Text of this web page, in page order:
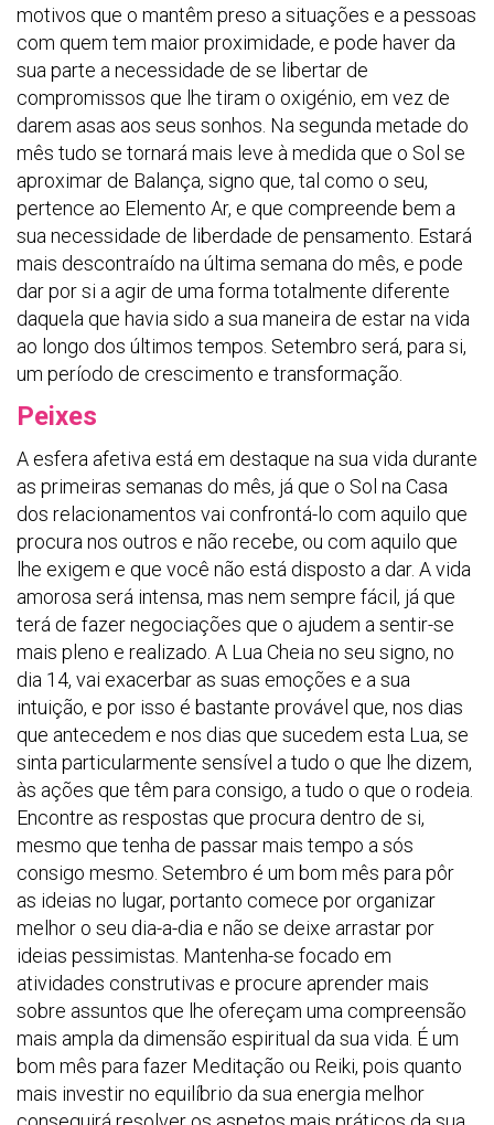
motivos que o mantêm preso a situações e a pessoas
com quem tem maior proximidade, e pode haver da
sua parte a necessidade de se libertar de
compromissos que lhe tiram o oxigénio, em vez de
darem asas aos seus sonhos. Na segunda metade do
mês tudo se tornará mais leve à medida que o Sol se
aproximar de Balança, signo que, tal como o seu,
pertence ao Elemento Ar, e que compreende bem a
sua necessidade de liberdade de pensamento. Estará
mais descontraído na última semana do mês, e pode
dar por si a agir de uma forma totalmente diferente
daquela que havia sido a sua maneira de estar na vida
ao longo dos últimos tempos. Setembro será, para si,
um período de crescimento e transformação.
Peixes
A esfera afetiva está em destaque na sua vida durante
as primeiras semanas do mês, já que o Sol na Casa
dos relacionamentos vai confrontá-lo com aquilo que
procura nos outros e não recebe, ou com aquilo que
lhe exigem e que você não está disposto a dar. A vida
amorosa será intensa, mas nem sempre fácil, já que
terá de fazer negociações que o ajudem a sentir-se
mais pleno e realizado. A Lua Cheia no seu signo, no
dia 14, vai exacerbar as suas emoções e a sua
intuição, e por isso é bastante provável que, nos dias
que antecedem e nos dias que sucedem esta Lua, se
sinta particularmente sensível a tudo o que lhe dizem,
às ações que têm para consigo, a tudo o que o rodeia.
Encontre as respostas que procura dentro de si,
mesmo que tenha de passar mais tempo a sós
consigo mesmo. Setembro é um bom mês para pôr
as ideias no lugar, portanto comece por organizar
melhor o seu dia-a-dia e não se deixe arrastar por
ideias pessimistas. Mantenha-se focado em
atividades construtivas e procure aprender mais
sobre assuntos que lhe ofereçam uma compreensão
mais ampla da dimensão espiritual da sua vida. É um
bom mês para fazer Meditação ou Reiki, pois quanto
mais investir no equilíbrio da sua energia melhor